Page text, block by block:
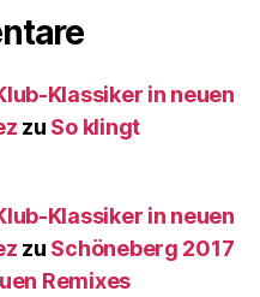
Klassiker in neuen
zu So klingt
Klassiker in neuen
zu Schöneberg 2017
Remixes